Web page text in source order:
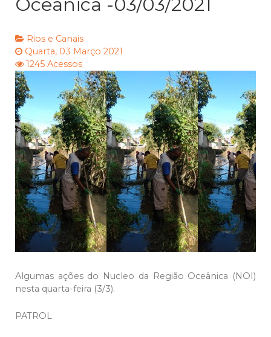
Oceânica -03/03/2021
Rios e Canais
Quarta, 03 Março 2021
1245 Acessos
Algumas ações do Nucleo da Região Oceânica (NOI)
nesta quarta-feira (3/3).
PATROL